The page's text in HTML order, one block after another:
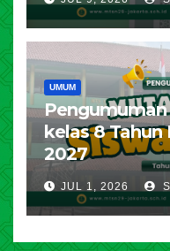
UMUM
kelas 8 Tahun
2027
JUL 1, 2026